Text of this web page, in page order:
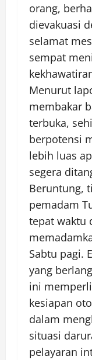
orang,
dievakuasi
selamat
sempat
Menurut
membakar
terbuka,
berpotensi
lebih luas
segera
Beruntung,
pemadam
tepat waktu
Sabtu pagi.
yang
ini
kesiapan
dalam
situasi
pelayaran